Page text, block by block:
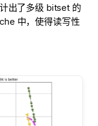
出了多级 bitset 的
中，使得读写性